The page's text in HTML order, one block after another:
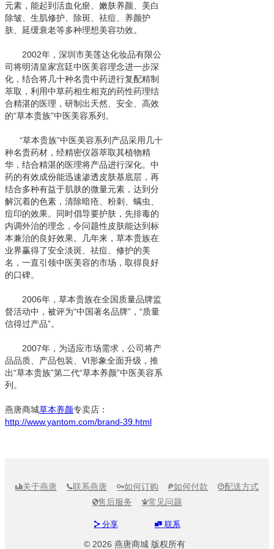
元素，能起到活血化瘀、嫩肤养颜、美白
除皱、生肌修护、除斑、祛痘、养颜护
肤、延缓衰老等多种理想美容功效。
2002年，深圳市美莲达化妆品有限公
司将明清皇家宫廷中医美容理念进一步深
化，结合将几十种名贵中药进行复配精制
萃取，利用中草药相生相克的药性药理结
合精湛的医理，研制出天然、安全、高效
的“草本贵族”中医美容系列。
“草本贵族”中医美容系列产品采用几十
种名贵药材，经精密仪器萃取其植物精
华，结合精湛的医理将产品进行深化。中
药的有效成份能迅速渗透皮肤基底层，再
结合多种有益于肌肤的微量元素，达到分
解沉着的色素，清除暗疮、粉刺、螨虫、
痘印的效果。同时倡导要护肤，先排毒的
内调外治的理念，令问题性皮肤能达到标
本兼治的良好效果。几年来，草本贵族在
业界赢得了安全淡斑、祛痘、修护的美
名，一直引领中医美容的市场，取得良好
的口碑。
2006年，草本贵族在全国质量品牌监
督活动中，被评为“中国著名品牌”，“质量
信得过产品”。
2007年，为适应市场需求，公司将产
品品质、产品包装、VI形象全面升级，推
出“草本贵族”第二代“草本养颜”中医美容系
列。
燕唐商城草本养颜专卖店：
http://www.yantom.com/brand-39.html
关于燕唐 联系燕唐 如何订购 如何付款 配送方式
售后服务 常见问题
分享 联系
© 2026 燕唐商城 版权所有